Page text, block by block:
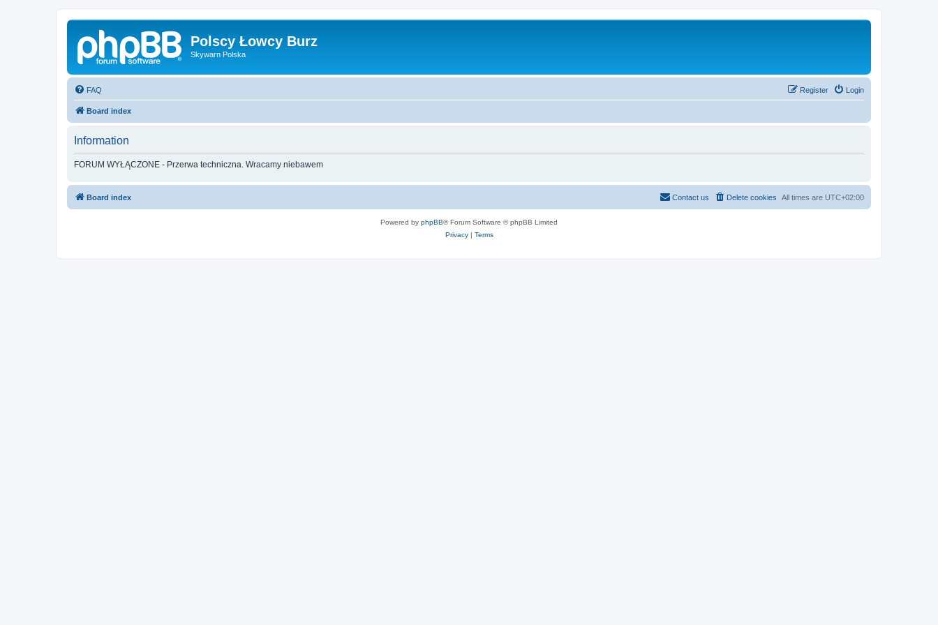
Polscy Łowcy Burz
Skywarn Polska
FAQ Login
Register
Board index
Information
FORUM WYŁĄCZONE - Przerwa techniczna. Wracamy niebawem
Board index All times are UTC+02:00
Delete cookies
Contact us
Powered by phpBB® Forum Software © phpBB Limited
Privacy| Terms